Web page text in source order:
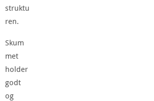
struktu
ren.
Skum
met
holder
godt
og